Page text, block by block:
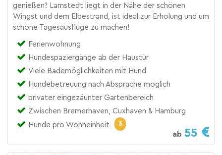
genießen? Lamstedt liegt in der Nähe der schönen
Wingst und dem Elbestrand, ist ideal zur Erholung und um
schöne Tagesausflüge zu machen!
Ferienwohnung
Hundespaziergänge ab der Haustür
Viele Bademöglichkeiten mit Hund
Hundebetreuung nach Absprache möglich
privater eingezäunter Gartenbereich
Zwischen Bremerhaven, Cuxhaven & Hamburg
Hunde pro Wohneinheit
3
ab 55